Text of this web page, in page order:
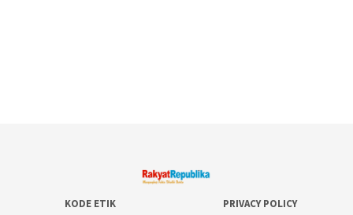
KODE ETIK PRIVACY POLICY